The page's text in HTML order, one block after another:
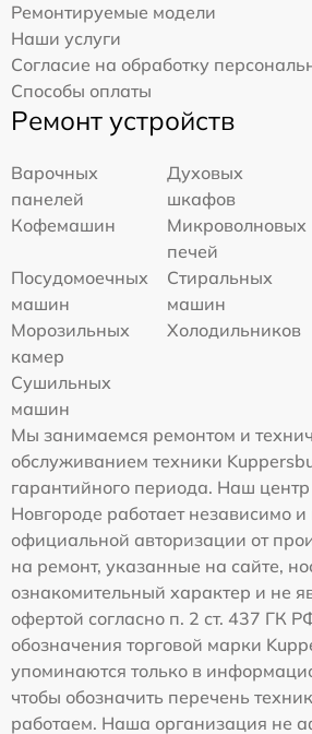
Ремонтируемые модели
Наши услуги
Согласие на обработку
Способы оплаты
Ремонт устройств
Варочных
панелей
Духовых
шкафов
Кофемашин
Микроволновых
печей
Посудомоечных
машин
Стиральных
машин
Морозильных
камер
Холодильников
Сушильных
машин
Мы занимаемся ремонтом и
обслуживанием техники
гарантийного периода. Наш
Новгороде работает независимо и
официальной авторизации от
на ремонт, указанные на сайте,
ознакомительный характер и не
офертой согласно п. 2 ст. 437 ГК
обозначения торговой марки
упоминаются только в
чтобы обозначить перечень
работаем. Наша организация не